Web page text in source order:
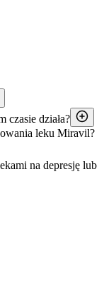
czasie działa?
leku Miravil?
na depresję lub